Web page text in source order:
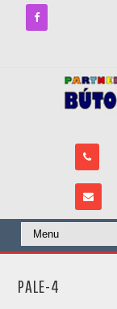
PALE-4